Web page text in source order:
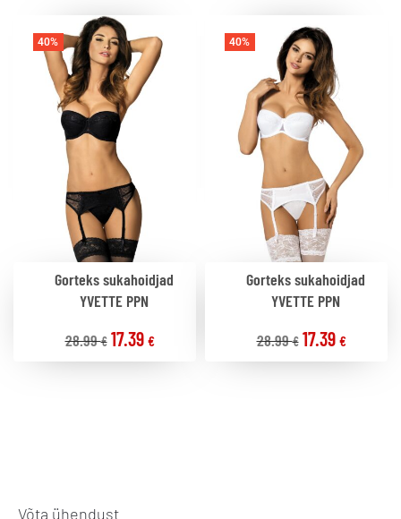
40%
Gorteks sukahoidjad
YVETTE PPN
28.99€ 17.39 €
40%
Gorteks sukahoidjad
YVETTE PPN
28.99€ 17.39 €
Võta ühendust